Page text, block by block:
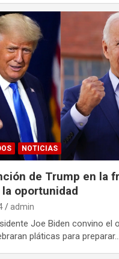
NOTICIAS
de Trump en la
la oportunidad
admin
Joe Biden convino el
pláticas para preparar…